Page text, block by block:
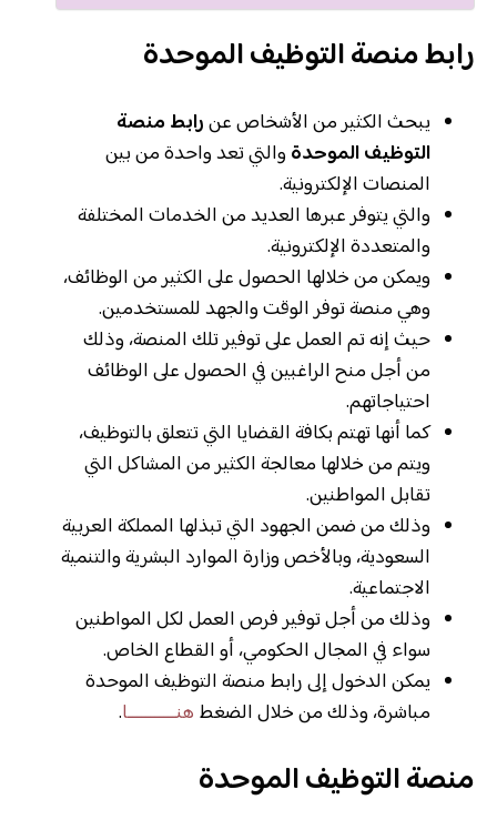
رابط منصة التوظيف الموحدة
يبحث الكثير من الأشخاص عنرابط منصة
التوظيف الموحدة والتي تعد واحدة من بين
المنصات الإلكترونية.
والتي يتوفر عبرها العديد من الخدمات المختلفة
والمتعددة الإلكترونية.
ويمكن من خلالها الحصول على الكثير من الوظائف،
وهي منصة توفر الوقت والجهد للمستخدمين.
حيث إنه تم العمل على توفير تلك المنصة، وذلك
من أجل منح الراغبين في الحصول على الوظائف
احتياجاتهم.
كما أنها تهتم بكافة القضايا التي تتعلق بالتوظيف،
ويتم من خلالها معالجة الكثير من المشاكل التي
تقابل المواطنين.
وذلك من ضمن الجهود التي تبذلها المملكة العربية
السعودية، وبالأخص وزارة الموارد البشرية والتنمية
الاجتماعية.
وذلك من أجل توفير فرص العمل لكل المواطنين
سواء في المجال الحكومي، أو القطاع الخاص.
يمكن الدخول إلى رابط منصة التوظيف الموحدة
مباشرة، وذلك من خلال الضغط هنـــــــــــا.
منصة التوظيف الموحدة